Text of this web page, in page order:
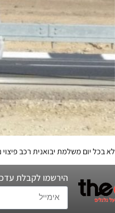
לא בכל יום משלמת יבואנית רכב
הירשמו לקבלת